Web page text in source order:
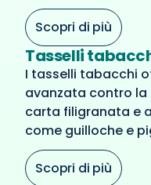
Scopri di più
Tasselli
I tasselli tabacchi
avanzata contro
carta filigranata e
come guilloche e
Scopri di più